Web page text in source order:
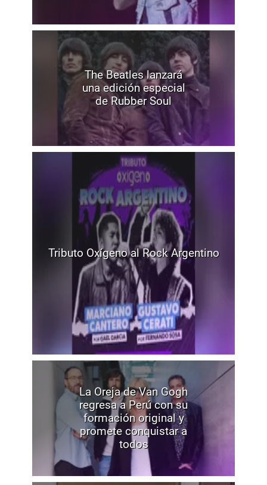
The Beatles lanzará
una edición especial
de Rubber Soul
Tributo Oxígeno al Rock Argentino
La Oreja de Van Gogh
regresa a Perú con su
formación original y
promete conquistar a
todos